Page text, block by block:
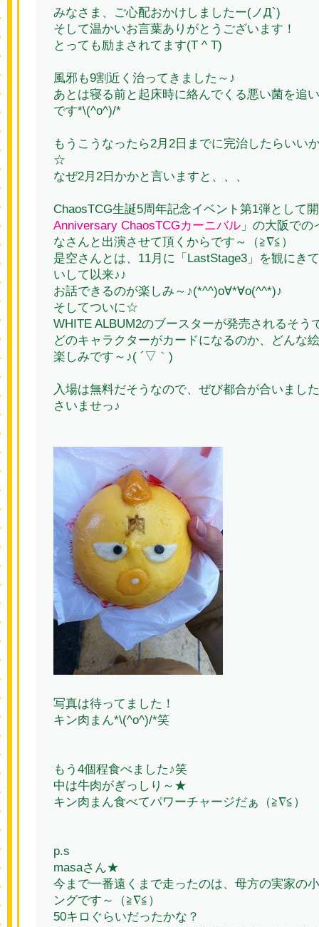
みなさま、ご心配おかけしましたー(ノД`)
そして温かいお言葉ありがとうございます！
とっても励まされてます(T ^ T)
風邪も9割近く治ってきました～♪
あとは寝る前と起床時に絡んでくる悪い菌を追
です*\(^o^)/*
もうこうなったら2月2日までに完治したらいい
☆
なぜ2月2日かかと言いますと、、、
ChaosTCG生誕5周年記念イベント第1弾として
Anniversary ChaosTCGカーニバル 」の大阪で
なさんと出演させて頂くからです～（≧∇≦）
是空さんとは、11月に「LastStage3」を観にき
いして以来♪♪
お話できるのが楽しみ～♪(*^^)o∀*∀o(^^*)♪
そしてついに☆
WHITE ALBUM2のブースターが発売されるそう
どのキャラクターがカードになるのか、どんな
楽しみです～♪( ´▽｀)
入場は無料だそうなので、ぜび都合が合いまし
さいませっ♪
写真は待ってました！
キン肉まん*\(^o^)/*笑
もう4個程食べました♪笑
中は牛肉がぎっしり～★
キン肉まん食べてパワーチャージだぁ（≧∇≦）
p.s
masaさん★
今まで一番遠くまで走ったのは、母方の実家の
ングです～（≧∇≦）
50キロぐらいだったかな？